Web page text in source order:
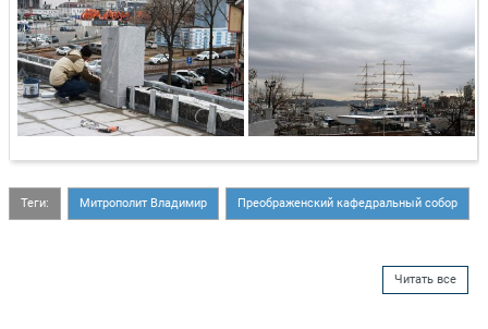
Теги: Митрополит Владимир Преображенский кафедральный собор
Читать все